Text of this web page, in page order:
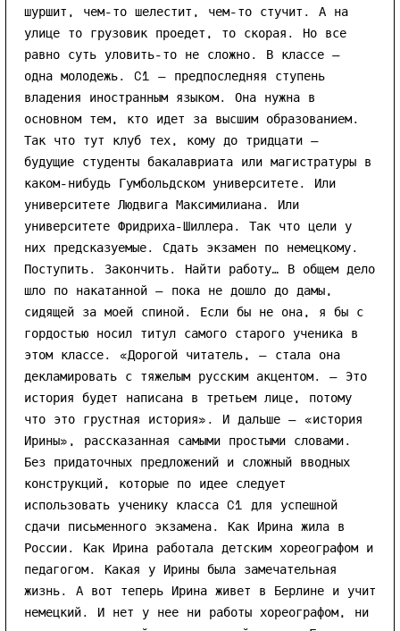
шуршит, чем-то шелестит, чем-то стучит. А на
улице то грузовик проедет, то скорая. Но все
равно суть уловить-то не сложно. В классе —
одна молодежь. C1 — предпоследняя ступень
владения иностранным языком. Она нужна в
основном тем, кто идет за высшим образованием.
Так что тут клуб тех, кому до тридцати —
будущие студенты бакалавриата или магистратуры в
каком-нибудь Гумбольдском университете. Или
университете Людвига Максимилиана. Или
университете Фридриха-Шиллера. Так что цели у
них предсказуемые. Сдать экзамен по немецкому.
Поступить. Закончить. Найти работу… В общем дело
шло по накатанной — пока не дошло до дамы,
сидящей за моей спиной. Если бы не она, я бы с
гордостью носил титул самого старого ученика в
этом классе. «Дорогой читатель, — стала она
декламировать с тяжелым русским акцентом. — Это
история будет написана в третьем лице, потому
что это грустная история». И дальше — «история
Ирины», рассказанная самыми простыми словами.
Без придаточных предложений и сложный вводных
конструкций, которые по идее следует
использовать ученику класса C1 для успешной
сдачи письменного экзамена. Как Ирина жила в
России. Как Ирина работала детским хореографом и
педагогом. Какая у Ирины была замечательная
жизнь. А вот теперь Ирина живет в Берлине и учит
немецкий. И нет у нее ни работы хореографом, ни